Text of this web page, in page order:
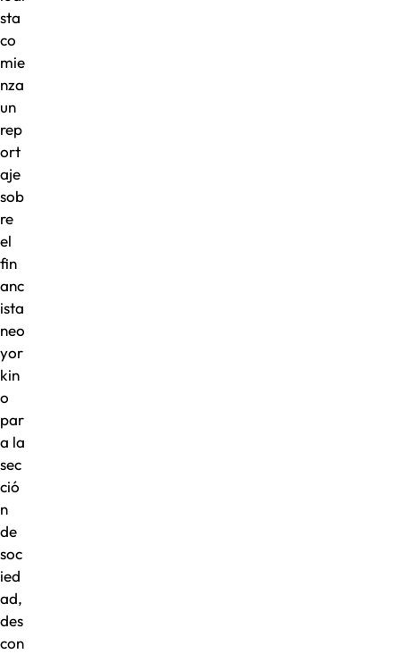
sta
co
mie
nza
un
rep
ort
aje
sob
re
el
fin
anc
ista
neo
yor
kin
o
par
a la
sec
ció
n
de
soc
ied
ad,
des
con